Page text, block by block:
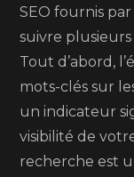
SEO fournis
suivre
Tout d’abord,
mots-clés sur
un indicateur
visibilité de
recherche est